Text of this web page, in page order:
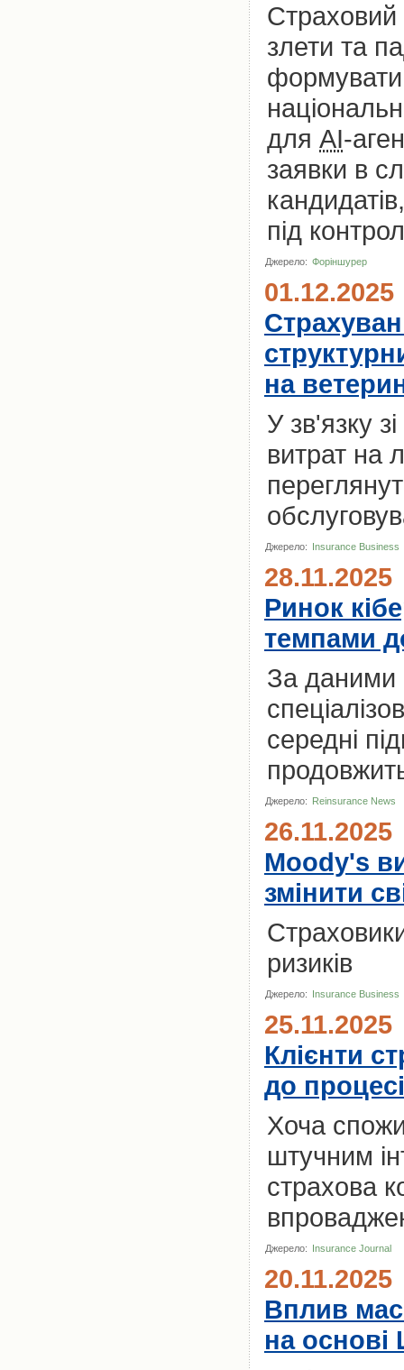
Страховий
злети та
формувати
для AI-
заявки в
під
Джерело: Форіншурер
01.12.2025
на
У зв'язку
витрат на
Джерело: Insurance Business
28.11.2025
Ринок
темпами
За даними
середні
Джерело: Reinsurance News
26.11.2025
Moody's
змінити
ризиків
Джерело: Insurance Business
25.11.2025
Клієнти
до
Хоча
штучним
страхова
Джерело: Insurance Journal
20.11.2025
Вплив
на основі